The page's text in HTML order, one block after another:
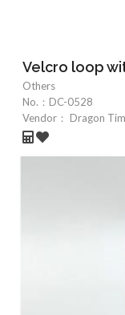
Velcro loop
Others
No.： DC-0528
Vendor：
Dragon